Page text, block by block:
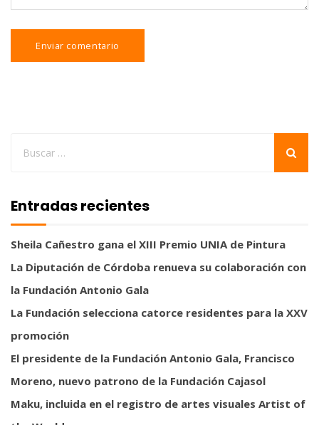
Entradas recientes
Sheila Cañestro gana el XIII Premio UNIA de Pintura
La Diputación de Córdoba renueva su colaboración con
la Fundación Antonio Gala
La Fundación selecciona catorce residentes para la XXV
promoción
El presidente de la Fundación Antonio Gala, Francisco
Moreno, nuevo patrono de la Fundación Cajasol
Maku, incluida en el registro de artes visuales Artist of